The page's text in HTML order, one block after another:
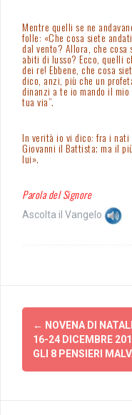
Mentre quelli se ne
folle: «Che cosa siete
dal vento? Allora, che cosa
abiti di lusso? Ecco, quelli
dei re! Ebbene, che cosa
dico, anzi, più che un
dinanzi a te io mando il
tua via”.
In verità io vi dico: fra i nati
Giovanni il Battista; ma il
lui».
Parola del Signore
Ascolta il Vangelo
Post
navigation
← NOVENA DI
16-24 DICEMBRE
GLI 8 PENSIERI